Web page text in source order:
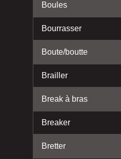
Boules
Bourrasser
Boute/boutte
Brailler
Break à bras
Breaker
Bretter